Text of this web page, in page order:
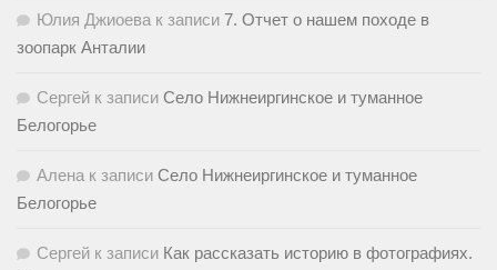
Юлия Джиоева к записи 7. Отчет о нашем походе в
зоопарк Анталии
Сергей к записи Село Нижнеиргинское и туманное
Белогорье
Алена к записи Село Нижнеиргинское и туманное
Белогорье
Сергей к записи Как рассказать историю в фотографиях.